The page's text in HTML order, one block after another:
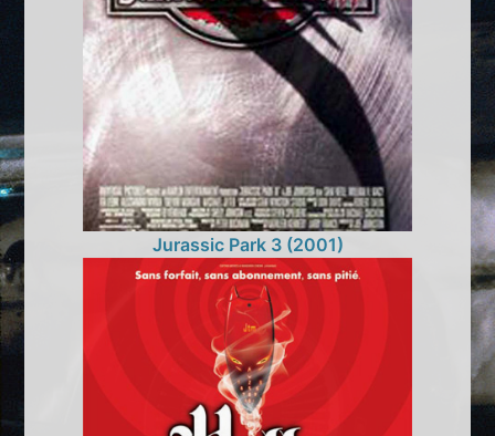
Jurassic Park 3 (2001)